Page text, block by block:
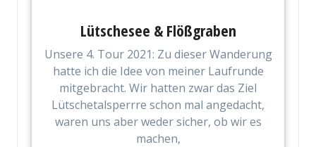
Lütschesee & Flößgraben
Unsere 4. Tour 2021: Zu dieser Wanderung
hatte ich die Idee von meiner Laufrunde
mitgebracht. Wir hatten zwar das Ziel
Lütschetalsperrre schon mal angedacht,
waren uns aber weder sicher, ob wir es
machen,